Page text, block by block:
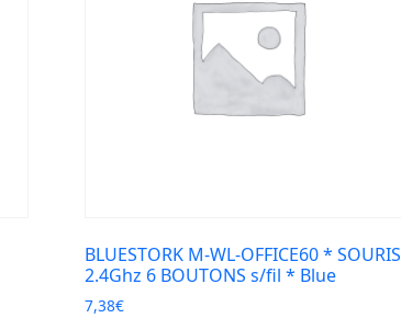
BLUESTORK M-WL-OFFICE60 * SOURIS
2.4Ghz 6 BOUTONS s/fil * Blue
7,38€